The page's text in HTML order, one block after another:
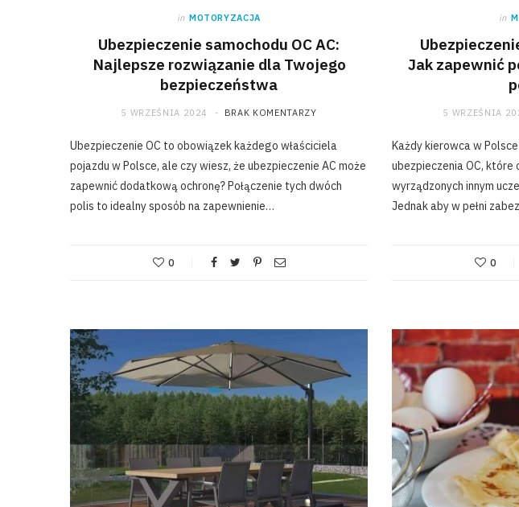
in MOTORYZACJA
Ubezpieczenie samochodu OC AC:
Najlepsze rozwiązanie dla Twojego
bezpieczeństwa
5 WRZEŚNIA 2024 BRAK KOMENTARZY
Ubezpieczenie OC to obowiązek każdego właściciela
pojazdu w Polsce, ale czy wiesz, że ubezpieczenie AC może
zapewnić dodatkową ochronę? Połączenie tych dwóch
polis to idealny sposób na zapewnienie…
0
in
Jak zapewnić
5 WRZEŚNIA
Każdy kierowca w
ubezpieczenia OC, które
wyrządzonych innym
Jednak aby w pełni
0